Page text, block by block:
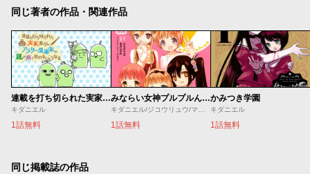
同じ著者の作品・関連作品
連載を打ち切られた実家暮らしアラサー漫画家の親が病で倒れるとこうなる
キダニエル
1話無料
みならい女神プルプルんシャルム
キダニエル/ジコウリュウ/マルイノ
1話無料
かみつき学園
キダニエル
1話無料
同じ掲載誌の作品